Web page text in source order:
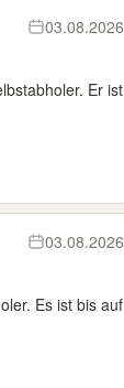
03.08.2026
Er ist
03.08.2026
Es ist bis auf